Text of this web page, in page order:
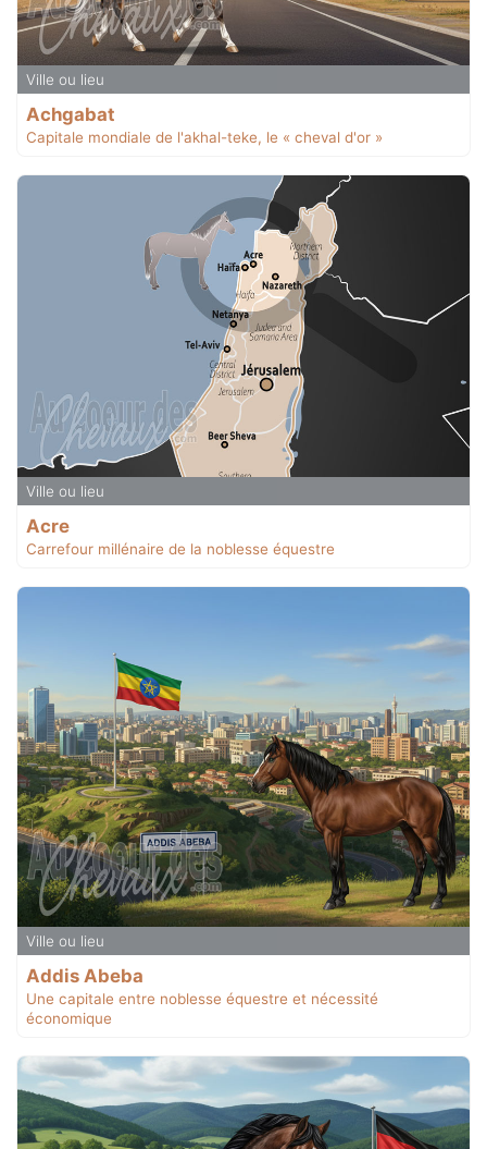
Ville ou lieu
Achgabat
Capitale mondiale de l'akhal-teke, le « cheval d'or »
Ville ou lieu
Acre
Carrefour millénaire de la noblesse équestre
Ville ou lieu
Addis Abeba
Une capitale entre noblesse équestre et nécessité
économique